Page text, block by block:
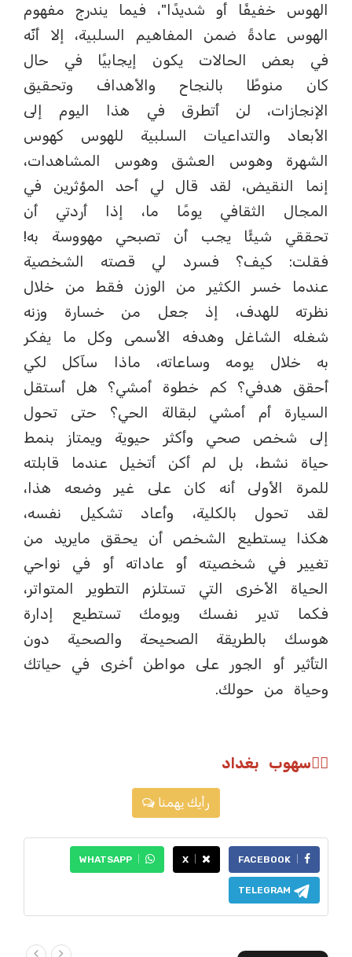
الهوس خفيفًا أو شديدًا"، فيما يندرج مفهوم
الهوس عادةً ضمن المفاهيم السلبية، إلا أنّه
في بعض الحالات يكون إيجابيًا في حال
كان منوطًا بالنجاح والأهداف وتحقيق
الإنجازات، لن أتطرق في هذا اليوم إلى
الأبعاد والتداعيات السلبية للهوس كهوس
الشهرة وهوس العشق وهوس المشاهدات،
إنما النقيض، لقد قال لي أحد المؤثرين في
المجال الثقافي يومًا ما، إذا أردتي أن
تحققي شيئًا يجب أن تصبحي مهووسة به!
فقلت: كيف؟ فسرد لي قصته الشخصية
عندما خسر الكثير من الوزن فقط من خلال
نظرته للهدف، إذ جعل من خسارة وزنه
شغله الشاغل وهدفه الأسمى وكل ما يفكر
به خلال يومه وساعاته، ماذا سآكل لكي
أحقق هدفي؟ كم خطوة أمشي؟ هل أستقل
السيارة أم أمشي لبقالة الحي؟ حتى تحول
إلى شخص صحي وأكثر حيوية ويمتاز بنمط
حياة نشط، بل لم أكن أتخيل عندما قابلته
للمرة الأولى أنه كان على غير وضعه هذا،
لقد تحول بالكلية، وأعاد تشكيل نفسه،
هكذا يستطيع الشخص أن يحقق مايريد من
تغيير في شخصيته أو عاداته أو في نواحي
الحياة الأخرى التي تستلزم التطوير المتواتر،
فكما تدير نفسك ويومك تستطيع إدارة
هوسك بالطريقة الصحيحة والصحية دون
التأثير أو الجور على مواطن أخرى في حياتك
وحياة من حولك.
✍🏼سهوب بغداد
رأيك يهمنا
FACEBOOK
X
WHATSAPP
TELEGRAM